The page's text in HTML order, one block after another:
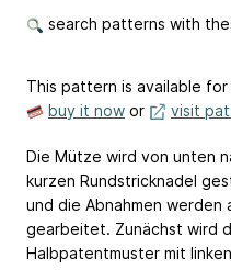
search patterns with
This pattern is available for
buy it now or visit
Die Mütze wird von unten
kurzen Rundstricknadel
und die Abnahmen werden
gearbeitet. Zunächst wird
Halbpatentmuster mit